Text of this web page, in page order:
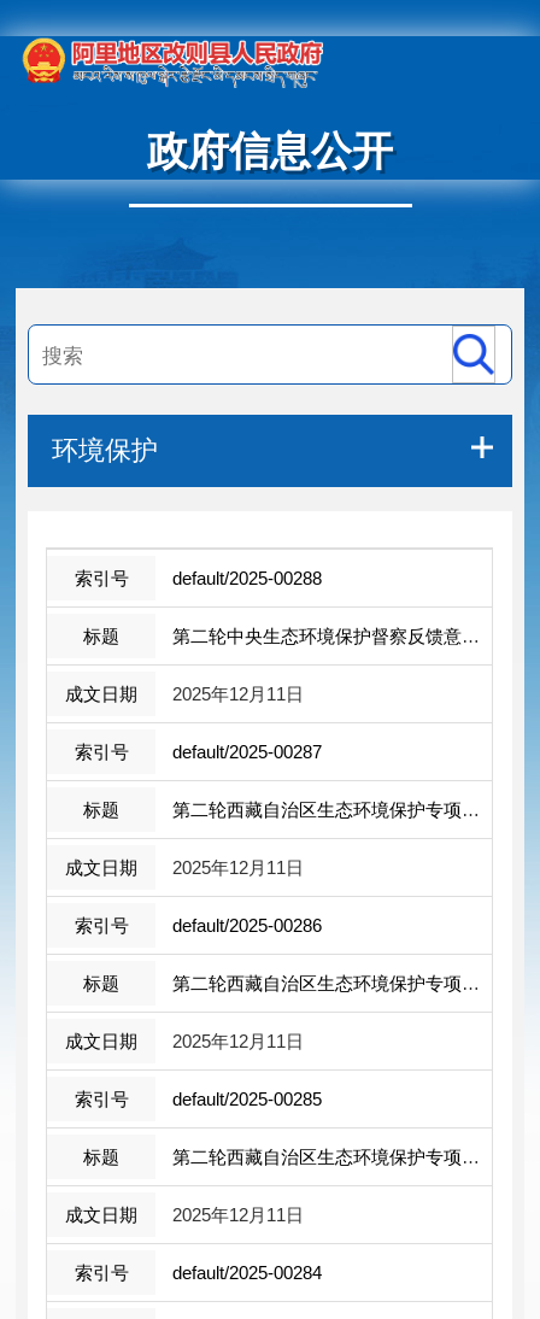
政府信息公开
环境保护
default/2025-00288
第二轮中央生态环境保护督察反馈意见（...
2025年12月11日
default/2025-00287
第二轮西藏自治区生态环境保护专项督察 ...
2025年12月11日
default/2025-00286
第二轮西藏自治区生态环境保护专项督察 ...
2025年12月11日
default/2025-00285
第二轮西藏自治区生态环境保护专项督察 ...
2025年12月11日
default/2025-00284